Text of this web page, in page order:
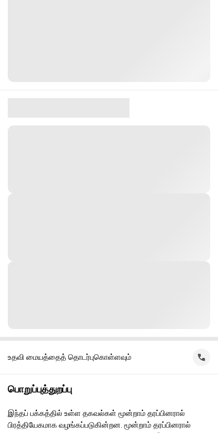
உதவி மையத்தைத் தொடர்புகொள்ளவும்
பொறுப்புத்துறப்பு
இந்தப் பக்கத்தில் உள்ள தகவல்கள் மூன்றாம் தரப்பினரால்
பிரத்தியேகமாக வழங்கப்படுகின்றன. மூன்றாம் தரப்பினரால்